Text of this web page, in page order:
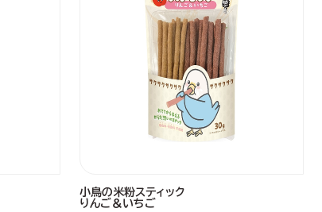
小鳥の米粉スティック
りんご＆いちご